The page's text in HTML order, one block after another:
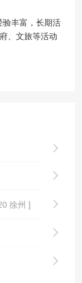
验丰富，长期活
、文旅等活动
徐州 ]